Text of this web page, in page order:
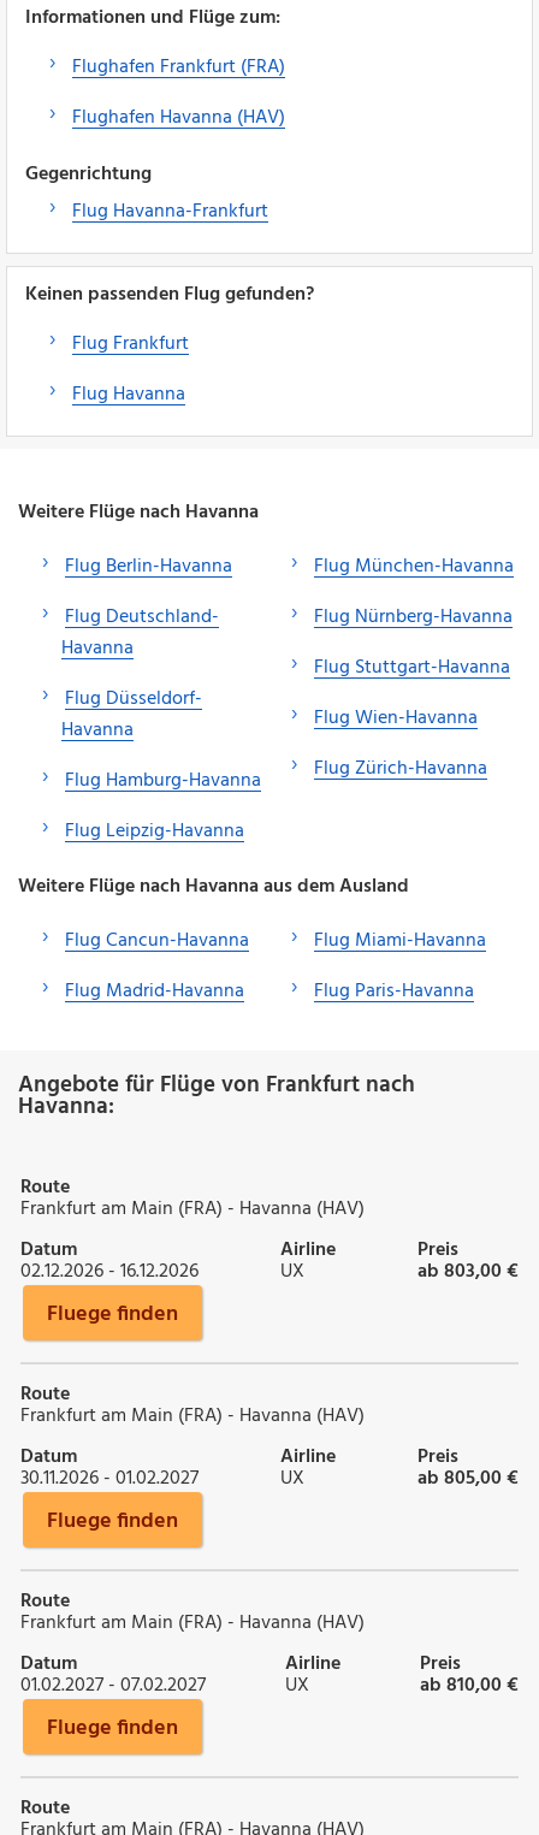
Informationen und Flüge zum:
Flughafen Frankfurt (FRA)
Flughafen Havanna (HAV)
Gegenrichtung
Flug Havanna-Frankfurt
Keinen passenden Flug gefunden?
Flug Frankfurt
Flug Havanna
Weitere Flüge nach Havanna
Flug Berlin-Havanna
Flug Deutschland-
Havanna
Flug Düsseldorf-
Havanna
Flug Hamburg-Havanna
Flug Leipzig-Havanna
Flug München-Havanna
Flug Nürnberg-Havanna
Flug Stuttgart-Havanna
Flug Wien-Havanna
Flug Zürich-Havanna
Weitere Flüge nach Havanna aus dem Ausland
Flug Cancun-Havanna
Flug Madrid-Havanna
Flug Miami-Havanna
Flug Paris-Havanna
Angebote für Flüge von Frankfurt nach
Havanna:
Route
Frankfurt am Main (FRA) - Havanna (HAV)
Datum
02.12.2026 - 16.12.2026
Airline
UX
Preis
ab 803,00 €
Fluege finden
Route
Frankfurt am Main (FRA) - Havanna (HAV)
Datum
30.11.2026 - 01.02.2027
Airline
UX
Preis
ab 805,00 €
Fluege finden
Route
Frankfurt am Main (FRA) - Havanna (HAV)
Datum
01.02.2027 - 07.02.2027
Airline
UX
Preis
ab 810,00 €
Fluege finden
Route